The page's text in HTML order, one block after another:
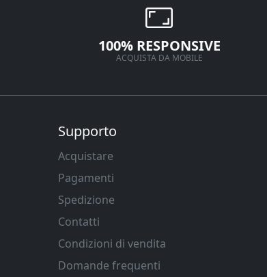
100% RESPONSIVE
ACQUISTA DA MOBILE
Supporto
Acquistare
Pagamenti
Spedizione
Contatti
Condizioni di vendita
Domande frequenti